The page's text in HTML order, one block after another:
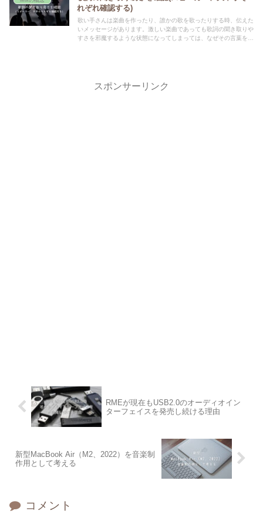
れぞれ確認する)
歌い手さんは楽曲を作ったり、誰かの歌を歌ったりする時、伝えた
いメッセージがあります。激しい楽曲であっても歌詞の聞き取りや
すさを邪魔するような状態になってしまっては、なぜその言葉を放
スポンサーリンク
RMEが現在もUSB2.0のオーディオイン
ターフェイスを発売し続ける理由
新型MacBook Air（M2、2022）を音楽制
作用として考える
コメント